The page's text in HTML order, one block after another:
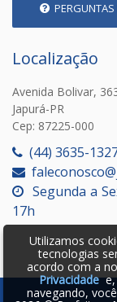
PERGUNTAS
Localização
Avenida Bolivar,
Japurá-PR
Cep: 87225-000
(44) 3635-
Segunda a
17h
Utilizamos
tecnologias
acordo com a
Privacidadee,
navegando,